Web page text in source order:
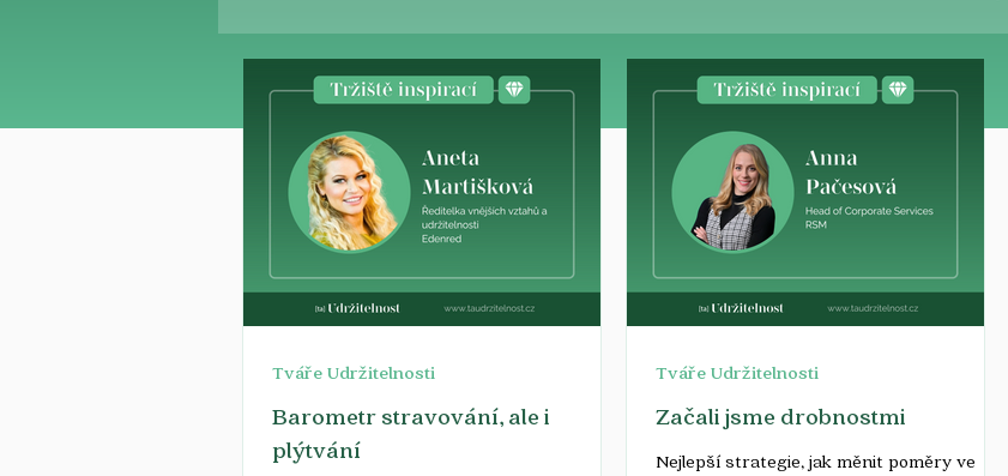
Barometr stravování, ale i
plýtvání
Tváře Udržitelnosti
Začali jsme drobnostmi
Nejlepší strategie, jak měnit poměry ve
Tváře Udržitelnosti